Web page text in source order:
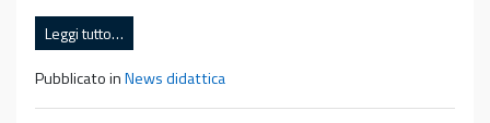
Leggi tutto…
Pubblicato inNews didattica